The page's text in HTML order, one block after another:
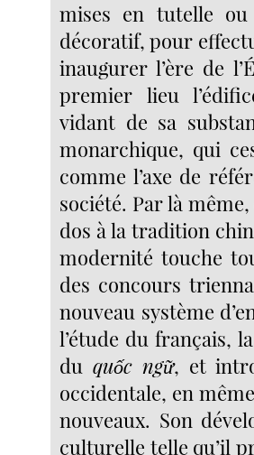
mises en tutelle
décoratif, pour
inaugurer l’ère de
premier lieu
vidant de sa
monarchique, qui
comme l’axe de
société. Par là
dos à la tradition
modernité touche
des concours
nouveau système
l’étude du français,
du quốc ngữ, et
occidentale, en
nouveaux. Son
culturelle telle qu’il